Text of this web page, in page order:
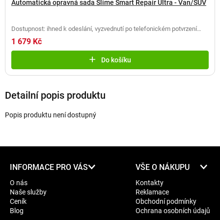
Automatická opravná sada Slime Smart Repair Ultra - Van/SUV
Dostupnost: ihned k odeslání, vyzvednutí po telefonickém potvrzení
(2 ks)
1 679 Kč
Do košíku
Detailní popis produktu
Popis produktu není dostupný
INFORMACE PRO VÁS
O nás
Naše služby
Ceník
Blog
VŠE O NÁKUPU
Kontakty
Reklamace
Obchodní podmínky
Ochrana osobních údajů